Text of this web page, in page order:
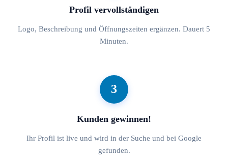
Profil vervollständigen
Logo, Beschreibung und Öffnungszeiten ergänzen. Dauert 5
Minuten.
3
Kunden gewinnen!
Ihr Profil ist live und wird in der Suche und bei Google
gefunden.